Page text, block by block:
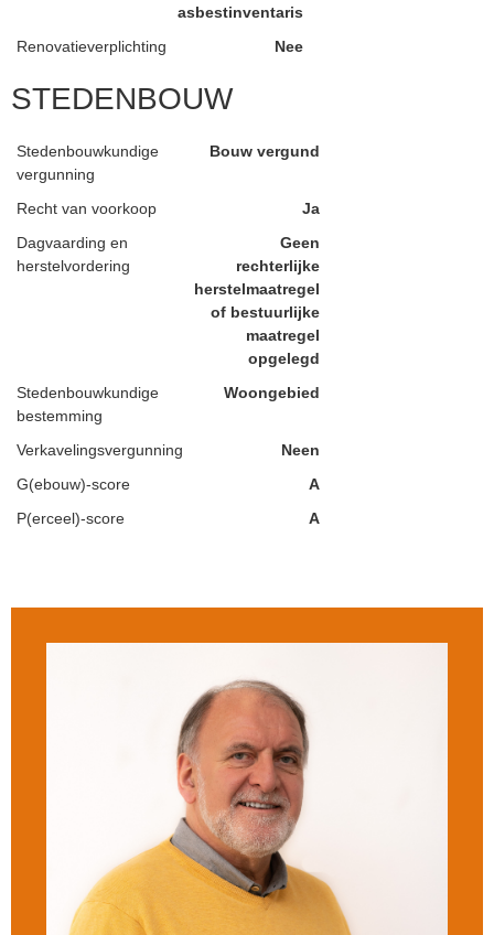
asbestinventaris
Renovatieverplichting
Nee
STEDENBOUW
Stedenbouwkundige
vergunning
Bouw vergund
Recht van voorkoop
Ja
Dagvaarding en
herstelvordering
Geen
rechterlijke
herstelmaatregel
of bestuurlijke
maatregel
opgelegd
Stedenbouwkundige
bestemming
Woongebied
Verkavelingsvergunning
Neen
G(ebouw)-score
A
P(erceel)-score
A